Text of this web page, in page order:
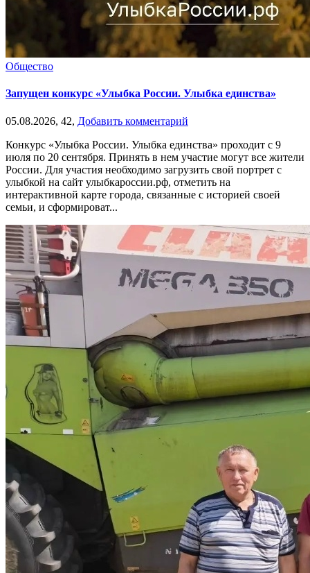
Общество
Запущен конкурс «Улыбка России. Улыбка единства»
05.08.2026, 42, Добавить комментарий
Конкурс «Улыбка России. Улыбка единства» проходит с 9
июля по 20 сентября. Принять в нем участие могут все жители
России. Для участия необходимо загрузить свой портрет с
улыбкой на сайт улыбкароссии.рф, отметить на
интерактивной карте города, связанные с историей своей
семьи, и сформироват...